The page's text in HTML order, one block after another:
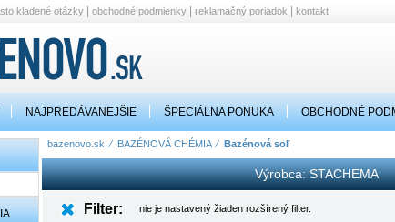
kladené otázky obchodné podmienky reklamačný poriadok kontakt
NAJPREDÁVANEJŠIE ŠPECIÁLNA PONUKA OBCHODNÉ
bazenovo.sk ⁄ BAZÉNOVÁ CHÉMIA ⁄ Bazénová soľ
Výrobca: STACHEMA
Filter: nie je nastavený žiaden rozšírený filter.